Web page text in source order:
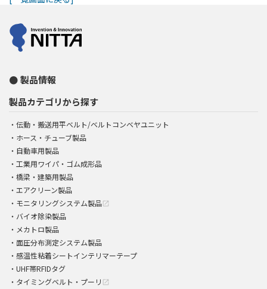
製品情報
製品カテゴリから探す
伝動・搬送用平ベルト/ベルトコンベヤユニット
ホース・チューブ製品
自動車用製品
工業用ワイパ・ゴム成形品
橋梁・建築用製品
エアクリーン製品
モニタリングシステム製品 open_in_new
バイオ除染製品
メカトロ製品
面圧分布測定システム製品
感温性粘着シートインテリマーテープ
UHF帯RFIDタグ
タイミングベルト・プーリ open_in_new